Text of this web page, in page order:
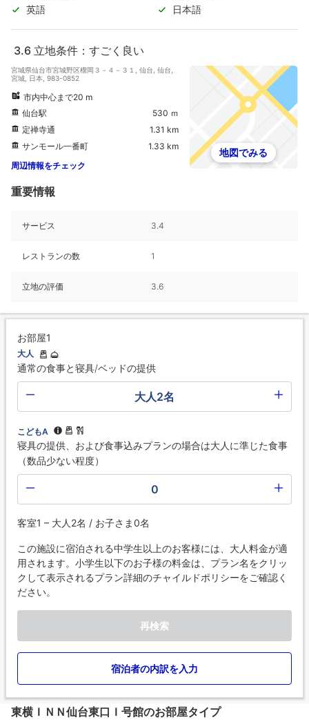
英語
日本語
3.6 立地条件：すごく良い
宮城県仙台市宮城野区榴岡３－４－３１, 仙台, 仙台,
宮城, 日本, 983-0852
市内中心まで20 m
仙台駅
530 ｍ
定禅寺通
1.31 km
サンモール一番町
1.33 km
周辺情報をチェック
地図でみる
重要情報
サービス 3.4
レストランの数 1
立地の評価 3.6
お部屋1
大人
通常の食事と寝具/ベッドの提供
大人2名
こどもA
寝具の提供、および食事込みプランの場合は大人に準じた食事
（数品少ない程度）
0
客室1 – 大人2名 / お子さま0名
この施設に宿泊される中学生以上のお客様には、大人料金が適
用されます。小学生以下のお子様の料金は、プラン名をクリッ
クして表示されるプラン詳細のチャイルドポリシーをご確認く
ださい。
再検索
宿泊者の内訳を入力
東横ＩＮＮ仙台東口Ｉ号館のお部屋タイプ